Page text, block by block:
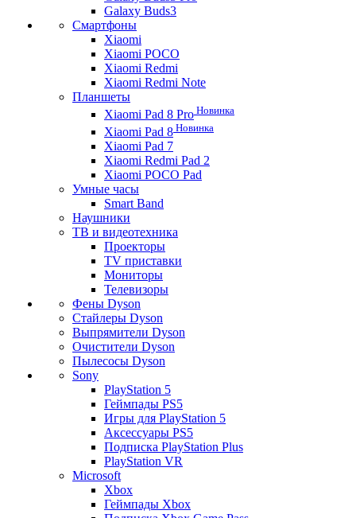
Galaxy Buds3
Смартфоны
Xiaomi
Xiaomi POCO
Xiaomi Redmi
Xiaomi Redmi Note
Планшеты
Xiaomi Pad 8 Pro Новинка
Xiaomi Pad 8 Новинка
Xiaomi Pad 7
Xiaomi Redmi Pad 2
Xiaomi POCO Pad
Умные часы
Smart Band
Наушники
ТВ и видеотехника
Проекторы
TV приставки
Мониторы
Телевизоры
Фены Dyson
Стайлеры Dyson
Выпрямители Dyson
Очистители Dyson
Пылесосы Dyson
Sony
PlayStation 5
Геймпады PS5
Игры для PlayStation 5
Аксессуары PS5
Подписка PlayStation Plus
PlayStation VR
Microsoft
Xbox
Геймпады Xbox